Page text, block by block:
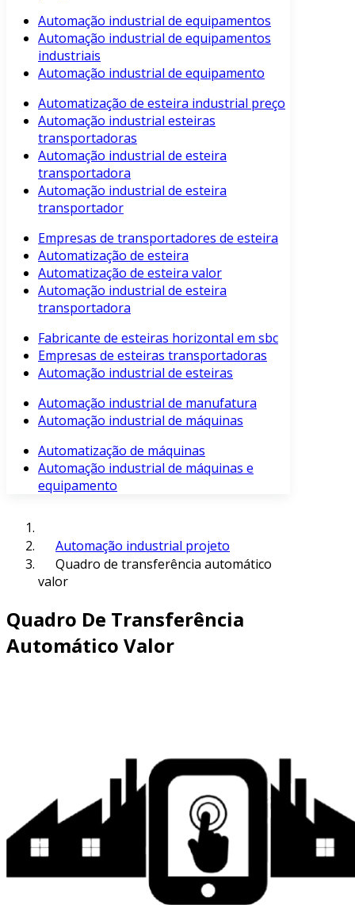
Automação industrial de equipamentos
Automação industrial de equipamentos
industriais
Automação industrial de equipamento
Automatização de esteira industrial preço
Automação industrial esteiras
transportadoras
Automação industrial de esteira
transportadora
Automação industrial de esteira
transportador
Empresas de transportadores de esteira
Automatização de esteira
Automatização de esteira valor
Automação industrial de esteira
transportadora
Fabricante de esteiras horizontal em sbc
Empresas de esteiras transportadoras
Automação industrial de esteiras
Automação industrial de manufatura
Automação industrial de máquinas
Automatização de máquinas
Automação industrial de máquinas e
equipamento
Automação industrial projeto
Quadro de transferência automático
valor
Quadro De Transferência
Automático Valor